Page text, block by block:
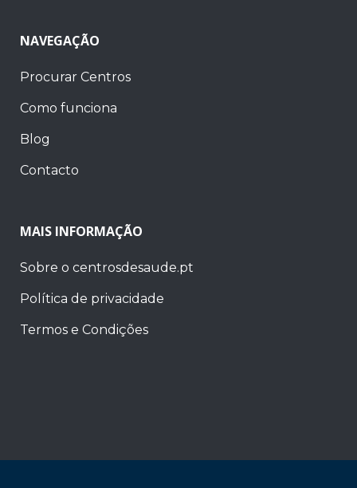
NAVEGAÇÃO
Procurar Centros
Como funciona
Blog
Contacto
MAIS INFORMAÇÃO
Sobre o centrosdesaude.pt
Política de privacidade
Termos e Condições